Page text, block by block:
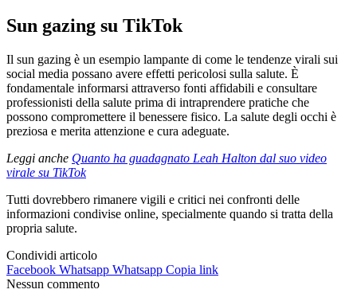
Sun gazing su TikTok
Il sun gazing è un esempio lampante di come le tendenze virali sui
social media possano avere effetti pericolosi sulla salute. È
fondamentale informarsi attraverso fonti affidabili e consultare
professionisti della salute prima di intraprendere pratiche che
possono compromettere il benessere fisico. La salute degli occhi è
preziosa e merita attenzione e cura adeguate.
Leggi anche Quanto ha guadagnato Leah Halton dal suo video
virale su TikTok
Tutti dovrebbero rimanere vigili e critici nei confronti delle
informazioni condivise online, specialmente quando si tratta della
propria salute.
Condividi articolo
Facebook Whatsapp Whatsapp Copia link
Nessun commento